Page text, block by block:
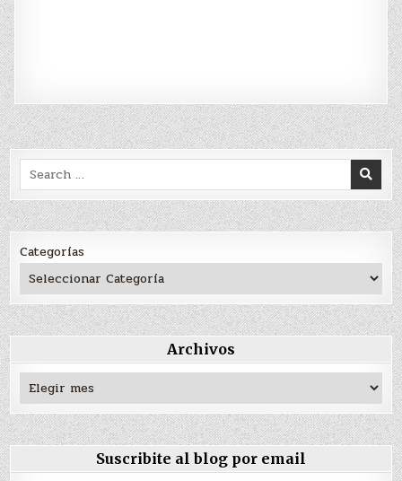
Search
for:
Categorías
Archivos
Archivos
Suscribite al blog por email